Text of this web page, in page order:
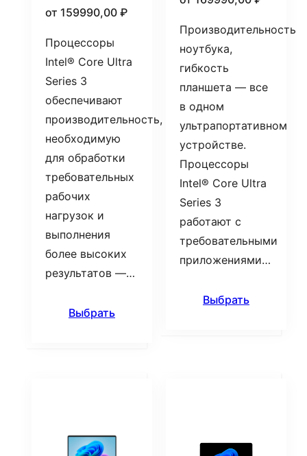
от 159990,00 ₽
Процессоры
Intel® Core Ultra
Series 3
обеспечивают
производительность,
необходимую
для обработки
требовательных
рабочих
нагрузок и
выполнения
более высоких
результатов —…
Выбрать
Производительность
ноутбука,
гибкость
планшета — все
в одном
ультрапортативном
устройстве.
Процессоры
Intel® Core Ultra
Series 3
работают с
требовательными
приложениями…
Выбрать